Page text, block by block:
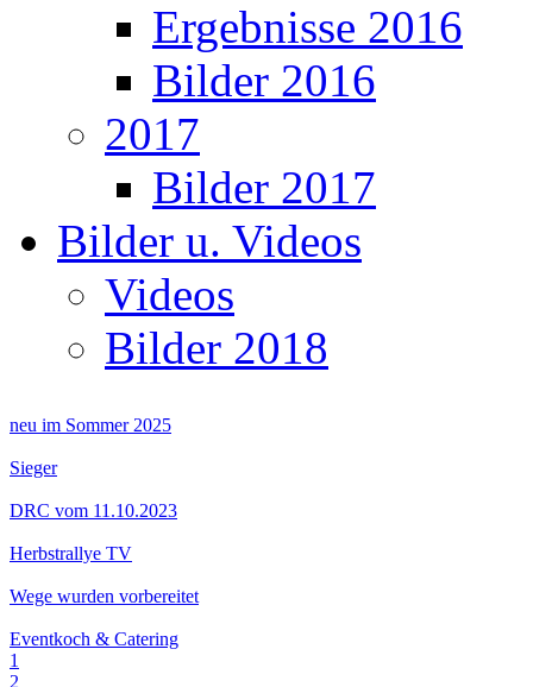
Ergebnisse 2016
Bilder 2016
2017
Bilder 2017
Bilder u. Videos
Videos
Bilder 2018
neu im Sommer 2025
Sieger
DRC vom 11.10.2023
Herbstrallye TV
Wege wurden vorbereitet
Eventkoch & Catering
1
2